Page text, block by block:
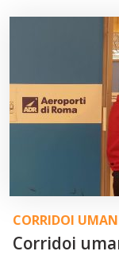
CORRIDOI
Corridoi